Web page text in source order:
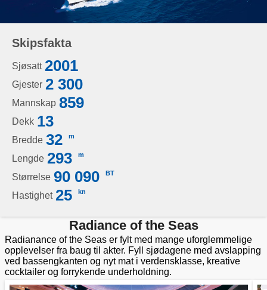
Skipsfakta
Sjøsatt 2001
Gjester 2 300
Mannskap 859
Dekk 13
Bredde 32 m
Lengde 293 m
Størrelse 90 090 BT
Hastighet 25 kn
Radiance of the Seas
Radianance of the Seas er fylt med mange uforglemmelige
opplevelser fra baug til akter. Fyll sjødagene med avslapping
ved bassengkanten og nyt mat i verdensklasse, kreative
cocktailer og forrykende underholdning.